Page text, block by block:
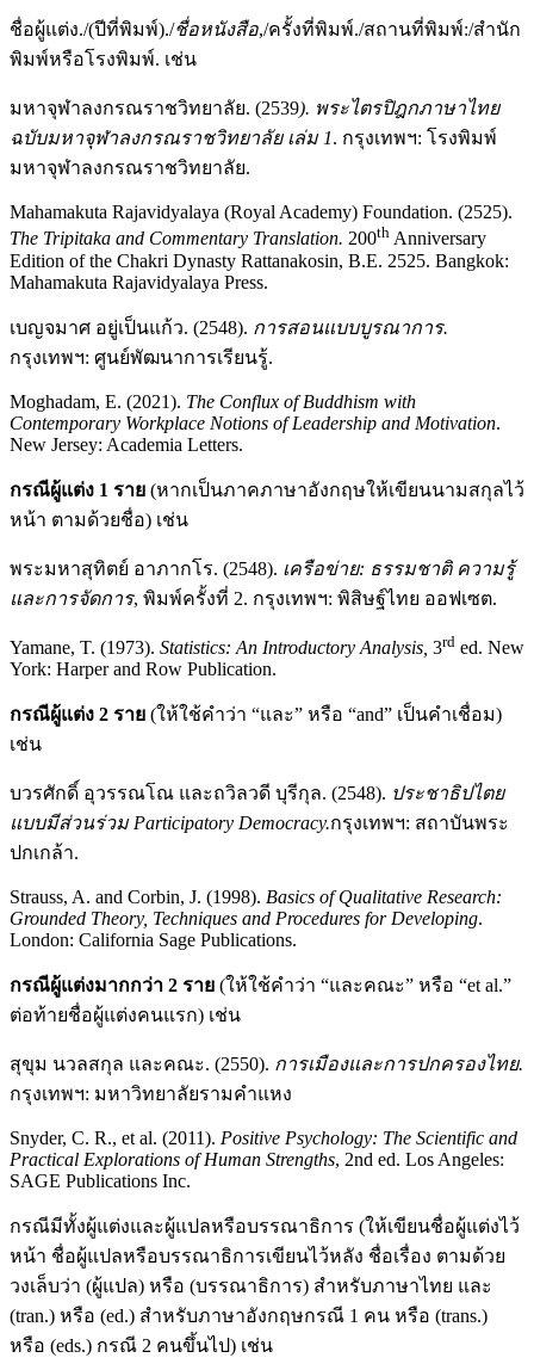
ชื่อผู้แต่ง./(ปีที่พิมพ์)./ชื่อหนังสือ,/ครั้งที่พิมพ์./สถานที่พิมพ์:/สำนัก
พิมพ์หรือโรงพิมพ์. เช่น
มหาจุฬาลงกรณราชวิทยาลัย. (2539). พระไตรปิฎกภาษาไทย
ฉบับมหาจุฬาลงกรณราชวิทยาลัย เล่ม 1. กรุงเทพฯ: โรงพิมพ์
มหาจุฬาลงกรณราชวิทยาลัย.
Mahamakuta Rajavidyalaya (Royal Academy) Foundation. (2525).
The Tripitaka and Commentary Translation. 200th Anniversary
Edition of the Chakri Dynasty Rattanakosin, B.E. 2525. Bangkok:
Mahamakuta Rajavidyalaya Press.
เบญจมาศ อยู่เป็นแก้ว. (2548). การสอนแบบบูรณาการ.
กรุงเทพฯ: ศูนย์พัฒนาการเรียนรู้.
Moghadam, E. (2021). The Conflux of Buddhism with
Contemporary Workplace Notions of Leadership and Motivation.
New Jersey: Academia Letters.
กรณีผู้แต่ง 1 ราย (หากเป็นภาคภาษาอังกฤษให้เขียนนามสกุลไว้
หน้า ตามด้วยชื่อ) เช่น
พระมหาสุทิตย์ อาภากโร. (2548). เครือข่าย: ธรรมชาติ ความรู้
และการจัดการ, พิมพ์ครั้งที่ 2. กรุงเทพฯ: พิสิษฐ์ไทย ออฟเซต.
Yamane, T. (1973). Statistics: An Introductory Analysis, 3rd ed. New
York: Harper and Row Publication.
กรณีผู้แต่ง 2 ราย (ให้ใช้คำว่า “และ” หรือ “and” เป็นคำเชื่อม)
เช่น
บวรศักดิ์ อุวรรณโณ และถวิลวดี บุรีกุล. (2548). ประชาธิปไตย
แบบมีส่วนร่วม Participatory Democracy.กรุงเทพฯ: สถาบันพระ
ปกเกล้า.
Strauss, A. and Corbin, J. (1998). Basics of Qualitative Research:
Grounded Theory, Techniques and Procedures for Developing.
London: California Sage Publications.
กรณีผู้แต่งมากกว่า 2 ราย (ให้ใช้คำว่า “และคณะ” หรือ “et al.”
ต่อท้ายชื่อผู้แต่งคนแรก) เช่น
สุขุม นวลสกุล และคณะ. (2550). การเมืองและการปกครองไทย.
กรุงเทพฯ: มหาวิทยาลัยรามคำแหง
Snyder, C. R., et al. (2011). Positive Psychology: The Scientific and
Practical Explorations of Human Strengths, 2nd ed. Los Angeles:
SAGE Publications Inc.
กรณีมีทั้งผู้แต่งและผู้แปลหรือบรรณาธิการ (ให้เขียนชื่อผู้แต่งไว้
หน้า ชื่อผู้แปลหรือบรรณาธิการเขียนไว้หลัง ชื่อเรื่อง ตามด้วย
วงเล็บว่า (ผู้แปล) หรือ (บรรณาธิการ) สำหรับภาษาไทย และ
(tran.) หรือ (ed.) สำหรับภาษาอังกฤษกรณี 1 คน หรือ (trans.)
หรือ (eds.) กรณี 2 คนขึ้นไป) เช่น